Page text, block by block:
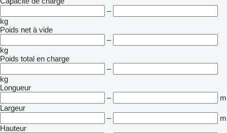
–
kg
Poids net à vide
–
kg
Poids total en charge
–
kg
Longueur
–
m
Largeur
–
m
Hauteur